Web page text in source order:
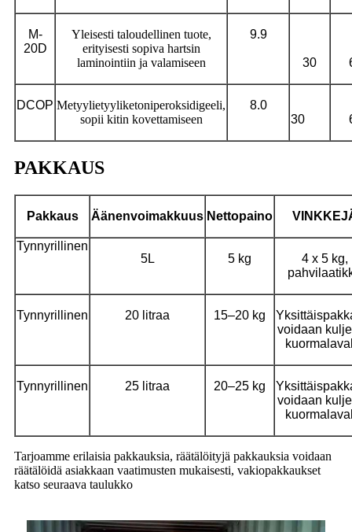
M-
20D
Yleisesti taloudellinen tuote,
erityisesti sopiva hartsin
laminointiin ja valamiseen
9.9
30
DCOP Metyylietyyliketoniperoksidigeeli,
sopii kitin kovettamiseen
8.0
30
PAKKAUS
Pakkaus Äänenvoimakkuus Nettopaino
Tynnyrillinen
5L
5 kg
4 x 5 kg,
Tynnyrillinen 20 litraa 15–20 kg
voidaan
Tynnyrillinen 25 litraa 20–25 kg
voidaan
Tarjoamme erilaisia ​​pakkauksia, räätälöityjä pakkauksia voidaan
räätälöidä asiakkaan vaatimusten mukaisesti, vakiopakkaukset
katso seuraava taulukko